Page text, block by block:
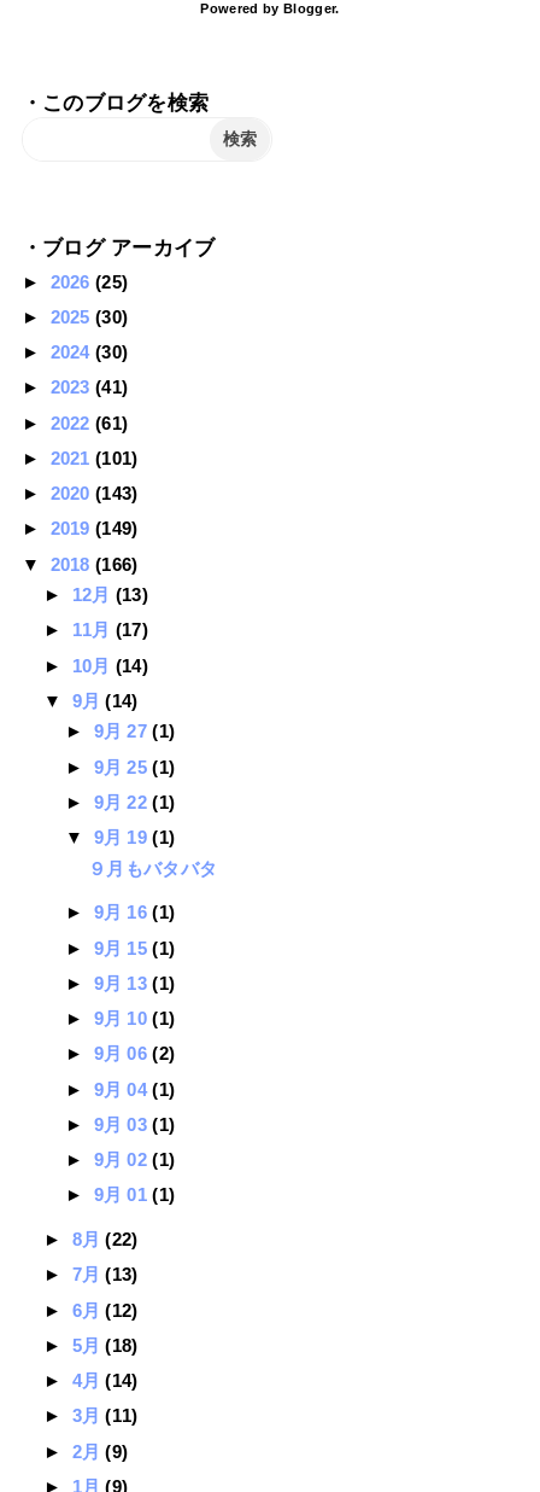
Powered by Blogger.
・このブログを検索
・ブログ アーカイブ
► 2026(25)
► 2025(30)
► 2024(30)
► 2023(41)
► 2022(61)
► 2021(101)
► 2020(143)
► 2019(149)
▼ 2018(166)
► 12月 (13)
► 11月 (17)
► 10月 (14)
▼ 9月(14)
► 9月 27(1)
► 9月 25(1)
► 9月 22(1)
▼ 9月 19(1)
９月もバタバタ
► 9月 16(1)
► 9月 15(1)
► 9月 13(1)
► 9月 10(1)
► 9月 06(2)
► 9月 04(1)
► 9月 03(1)
► 9月 02(1)
► 9月 01(1)
► 8月(22)
► 7月(13)
► 6月(12)
► 5月(18)
► 4月(14)
► 3月(11)
► 2月(9)
► 1月(9)